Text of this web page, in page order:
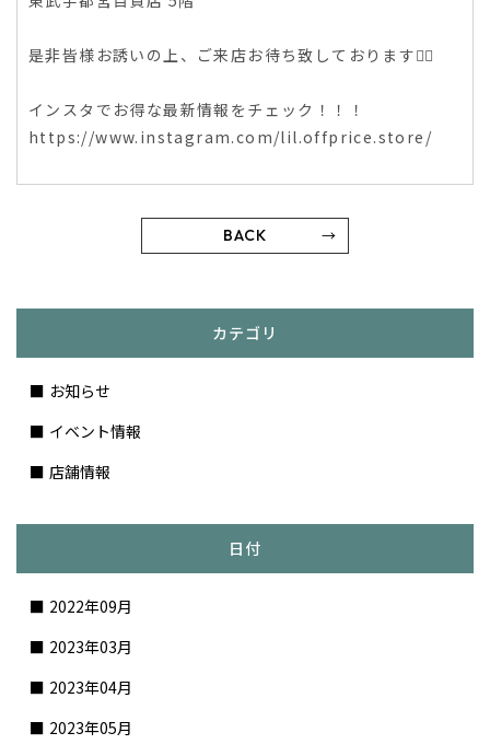
是非皆様お誘いの上、ご来店お待ち致しております🙇‍♀️
インスタでお得な最新情報をチェック！！！
https://www.instagram.com/lil.offprice.store/
BACK
カテゴリ
お知らせ
イベント情報
店舗情報
日付
2022年09月
2023年03月
2023年04月
2023年05月